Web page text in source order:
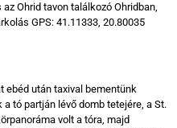
Ohrid tavon találkozó Ohridban,
GPS: 41.11333, 20.80035
ebéd után taxival bementünk
tó partján lévő domb tetejére, a St.
volt a tóra, majd